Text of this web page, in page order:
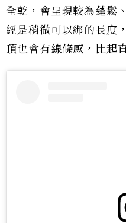
全乾，會呈現較為蓬鬆
經是稍微可以綁的長度
頂也會有線條感，比起